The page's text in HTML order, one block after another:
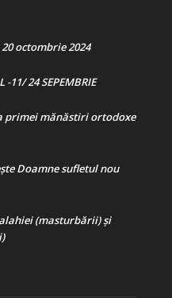
octombrie 2024
-11/ 24 SEPEMBRIE
primei mănăstiri ortodoxe
Doamne sufletul nou
(masturbării) şi